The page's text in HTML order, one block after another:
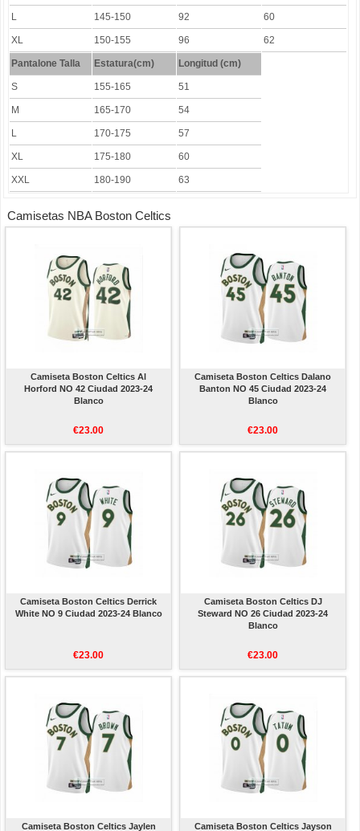
L 145-150 92 60
XL 150-155 96 62
Pantalone Talla Estatura(cm) Longitud (cm)
S 155-165 51
M 165-170 54
L 170-175 57
XL 175-180 60
XXL 180-190 63
Camisetas NBA Boston Celtics
Camiseta Boston Celtics Al
Horford NO 42 Ciudad 2023-24
Blanco
€23.00
Camiseta Boston Celtics Dalano
Banton NO 45 Ciudad 2023-24
Blanco
€23.00
Camiseta Boston Celtics Derrick
White NO 9 Ciudad 2023-24 Blanco
€23.00
Camiseta Boston Celtics DJ
Steward NO 26 Ciudad 2023-24
Blanco
€23.00
Camiseta Boston Celtics Jaylen
Camiseta Boston Celtics Jayson